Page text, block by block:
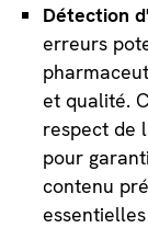
Détection
erreurs
et qualité.
respect de
pour
contenu